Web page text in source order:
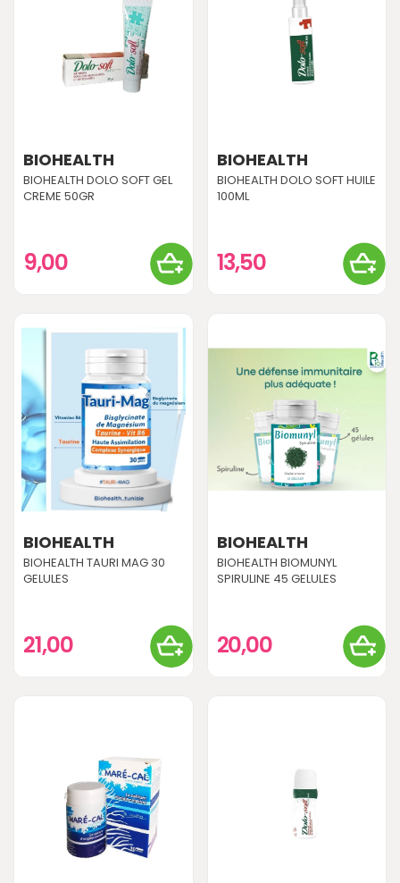
BIOHEALTH
BIOHEALTH DOLO SOFT GEL
CREME 50GR
9,00
BIOHEALTH
BIOHEALTH DOLO SOFT HUILE
100ML
13,50
BIOHEALTH
BIOHEALTH TAURI MAG 30
GELULES
21,00
BIOHEALTH
BIOHEALTH BIOMUNYL
SPIRULINE 45 GELULES
20,00